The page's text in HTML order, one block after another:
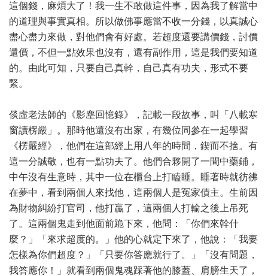
這個錢，麻煩大了！我一生不敢做這件事，因為我了解當中
的道理與事實真相。所以做佛事應當不收一分錢，以真誠心
盡心盡力來做，對他們會有好處。若超度還要講價錢，討價
還價，不但一點效果也沒有，還有副作用，這是我們要知道
的。由此可知，只要自己真幹，自己真有功夫，形式不要
緊。
倓虛老法師的《影塵回憶錄》，記載一段故事，叫「八載寒
窗讀楞嚴」。那時他還沒有出家，有幾位同參在一起學習
《楞嚴經》，他們在這部經上用八年的時間，鍥而不捨。有
這一分誠敬，也有一點功夫了。他們合夥開了一間中藥鋪，
中午沒有生意時，其中一位在櫃台上打瞌睡。睡著時就彷彿
在夢中，看到兩個人來找他，這兩個人是冤家債主。生前因
為財物糾紛打官司，他打贏了，這兩個人打輸之後上吊死
了。這兩個鬼走到他面前跪下來，他問：「你們來幹什
麼？」「來求超度的。」他的心就定下來了，他說：「我要
怎樣為你們超度？」「只要你答應就行了。」「沒有問題，
我答應你！」就看到兩個鬼魂踩著他的膝蓋、肩膀生天了，